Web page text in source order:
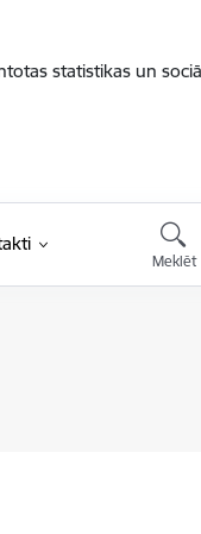
statistikas un
Meklēt